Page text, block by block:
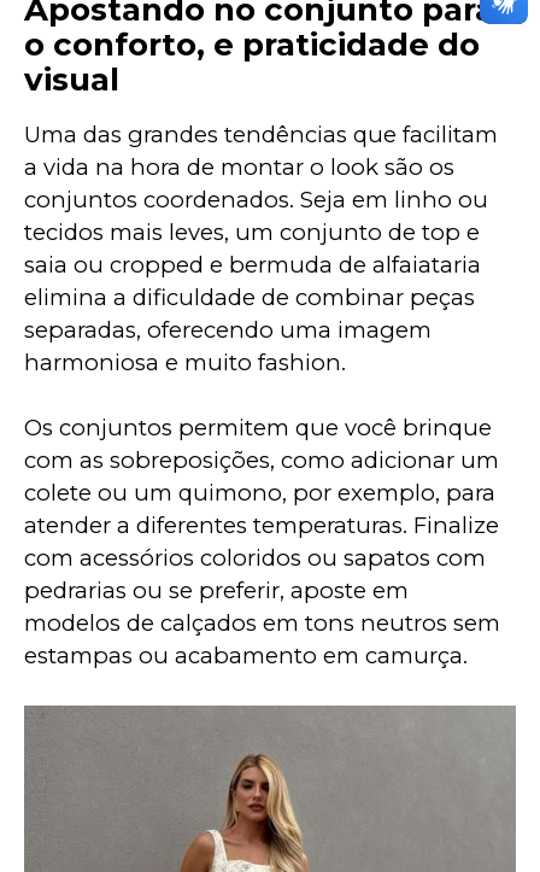
Apostando no conjunto para
o conforto, e praticidade do
visual
Uma das grandes tendências que facilitam
a vida na hora de montar o look são os
conjuntos coordenados. Seja em linho ou
tecidos mais leves, um conjunto de top e
saia ou cropped e bermuda de alfaiataria
elimina a dificuldade de combinar peças
separadas, oferecendo uma imagem
harmoniosa e muito fashion.
Os conjuntos permitem que você brinque
com as sobreposições, como adicionar um
colete ou um quimono, por exemplo, para
atender a diferentes temperaturas. Finalize
com acessórios coloridos ou sapatos com
pedrarias ou se preferir, aposte em
modelos de calçados em tons neutros sem
estampas ou acabamento em camurça.